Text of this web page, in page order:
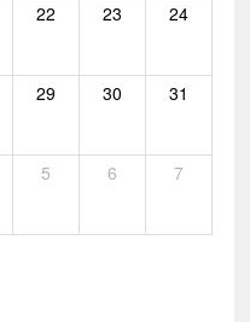
22 23 24
29 30 31
5 6 7